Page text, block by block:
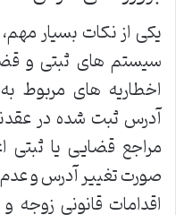
یکی از نکات بسیار
سیستم های ثبتی و
اخطاریه های مربوط
آدرس ثبت شده در
مراجع قضایی یا ثبتی
صورت تغییر آدرس و
اقدامات قانونی